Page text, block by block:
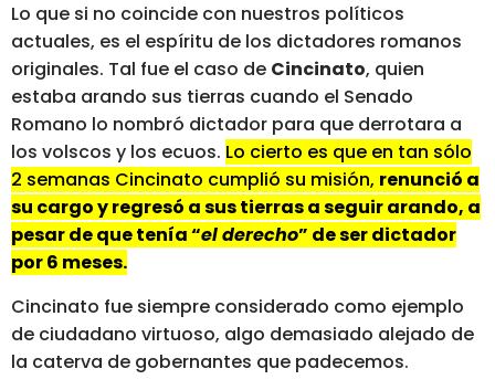
Lo que si no coincide con nuestros políticos
actuales, es el espíritu de los dictadores romanos
originales. Tal fue el caso de Cincinato, quien
estaba arando sus tierras cuando el Senado
Romano lo nombró dictador para que derrotara a
los volscos y los ecuos. Lo cierto es que en tan sólo
2 semanas Cincinato cumplió su misión, renunció a
su cargo y regresó a sus tierras a seguir arando, a
pesar de que tenía “el derecho” de ser dictador
por 6 meses.
Cincinato fue siempre considerado como ejemplo
de ciudadano virtuoso, algo demasiado alejado de
la caterva de gobernantes que padecemos.